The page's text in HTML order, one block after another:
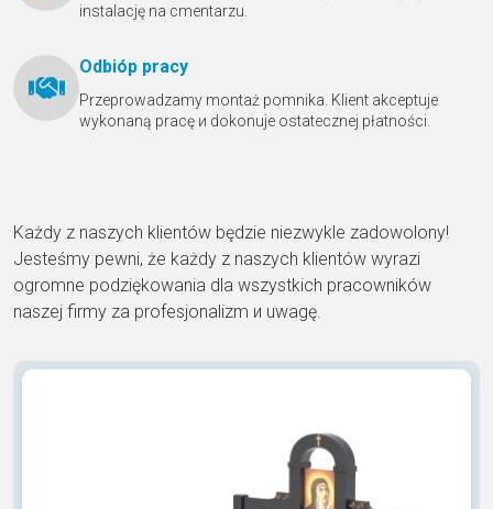
instalację na cmentarzu.
Odbióр pracy
Przeprowadzamy montaż pomnika. Klient akceptuje
wykonaną pracę и dokonuje ostatecznej płatności.
Każdy z naszych klientów będzie niezwykle zadowolony!
Jesteśmy pewni, że każdy z naszych klientów wyrazi
ogromne podziękowania dla wszystkich pracowników
naszej firmy za profesjonalizm и uwagę.